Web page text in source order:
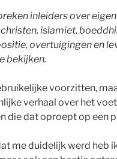
inleiders over
islamiet,
overtuigingen en
bekijken.
voorzitten,
verhaal over het
die dat oproept op een
me duidelijk werd heb